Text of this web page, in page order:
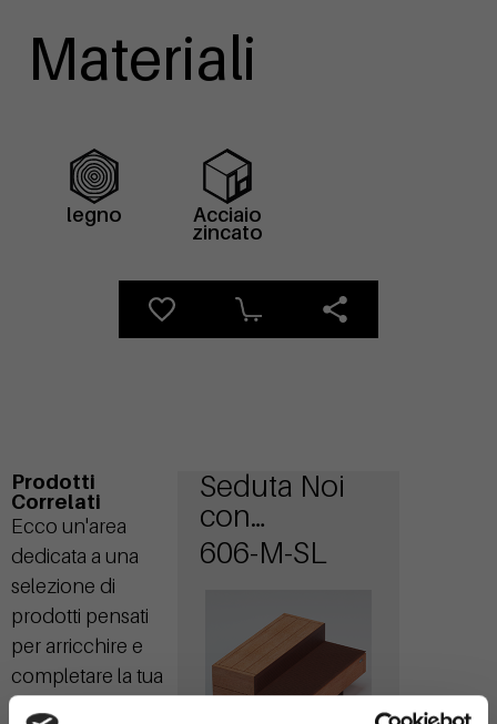
Materiali
legno Acciaio
zincato
Prodotti
Correlati
Ecco un'area
dedicata a una
selezione di
prodotti pensati
per arricchire e
completare la tua
scelta principale.
Seduta Noi
con
schienale
606-M-SL